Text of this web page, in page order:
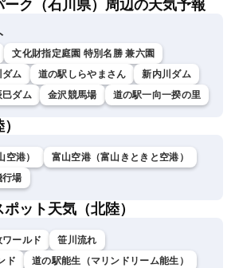
ク（石川県）周辺の天気予報
文化財指定庭園 特別名勝 兼六園
ダム 道の駅しらやまさん
新内川ダム
巳ダム 金沢競馬場 道の駅一向一揆の里
港）
富山空港（富山きときと空港）
行場
ット天気（北陸）
ワールド
笹川流れ
ド
道の駅能生（マリンドリーム能生）